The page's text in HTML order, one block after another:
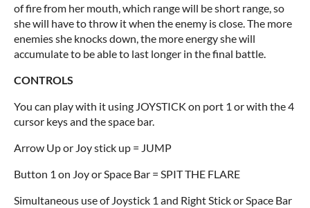
of fire from her mouth, which range will be short range, so
she will have to throw it when the enemy is close. The more
enemies she knocks down, the more energy she will
accumulate to be able to last longer in the final battle.
CONTROLS
You can play with it using JOYSTICK on port 1 or with the 4
cursor keys and the space bar.
Arrow Up or Joy stick up = JUMP
Button 1 on Joy or Space Bar = SPIT THE FLARE
Simultaneous use of Joystick 1 and Right Stick or Space Bar